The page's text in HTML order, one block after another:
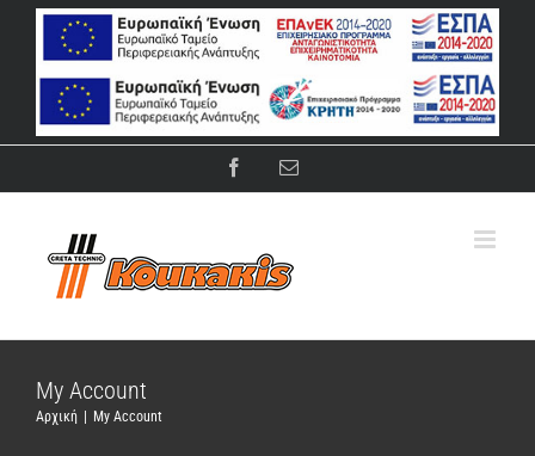
Μετάβαση
περιεχόμενο
FacebookEmail
My Account
Αρχική My Account